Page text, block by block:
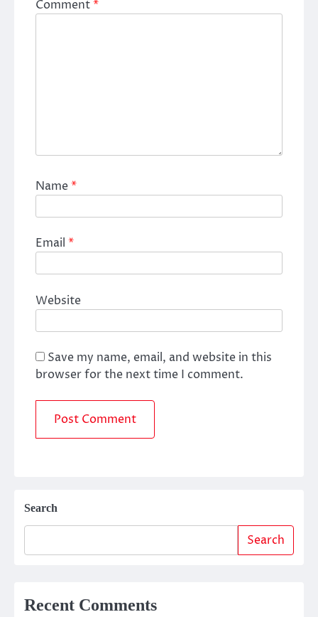
Comment*
Name*
Email *
Website
Save my name, email, and website in this
browser for the next time I comment.
Search
Search
Recent Comments